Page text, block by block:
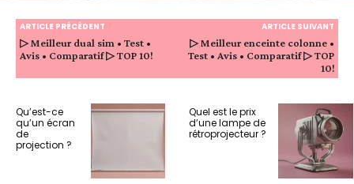
ARTICLE PRÉCÉDENT
▷ Meilleur dual sim • Test •
Avis • Comparatif ▷ TOP 10!
ARTICLE SUIVANT
▷ Meilleur enceinte colonne •
Test • Avis • Comparatif ▷ TOP
10!
Qu’est-ce
qu’un écran
de
projection ?
Quel est le prix
d’une lampe de
rétroprojecteur ?